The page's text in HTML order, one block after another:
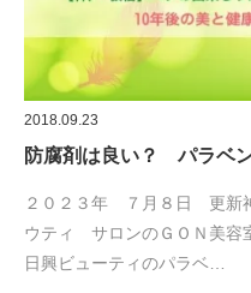
2018.09.23
防腐剤は良い？ パラベ
２０２３年 ７月８日 更新
ウティ サロンのＧＯＮ美
日興ビューティのパラベ…